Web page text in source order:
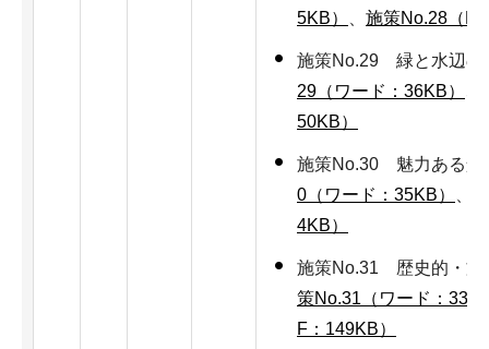
5KB）
施策No.28（
施策No.29 緑と水辺
29（ワード：36KB）
50KB）
施策No.30 魅力ある
0（ワード：35KB）
4KB）
施策No.31 歴史的・
策No.31（ワード：
F：149KB）